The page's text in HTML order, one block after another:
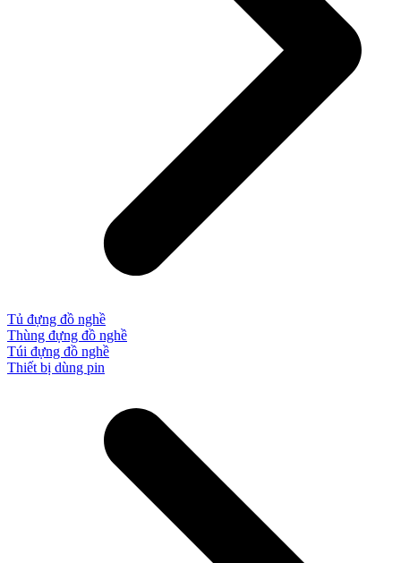
Tủ đựng đồ nghề
Thùng đựng đồ nghề
Túi đựng đồ nghề
Thiết bị dùng pin